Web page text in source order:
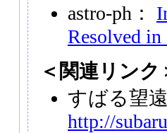
astro-ph：
Resolved
＜関連リンク
すばる望遠
http://